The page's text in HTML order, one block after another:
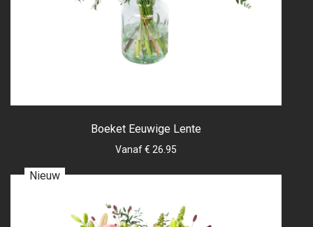
Boeket Eeuwige Lente
Vanaf € 26.95
Nieuw